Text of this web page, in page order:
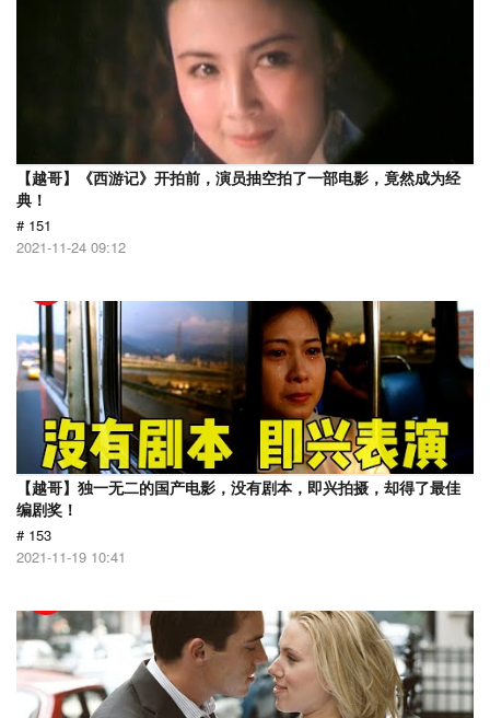
【越哥】《西游记》开拍前，演员抽空拍了一部电影，竟然成为经
典！
# 151
2021-11-24 09:12
【越哥】独一无二的国产电影，没有剧本，即兴拍摄，却得了最佳
编剧奖！
# 153
2021-11-19 10:41